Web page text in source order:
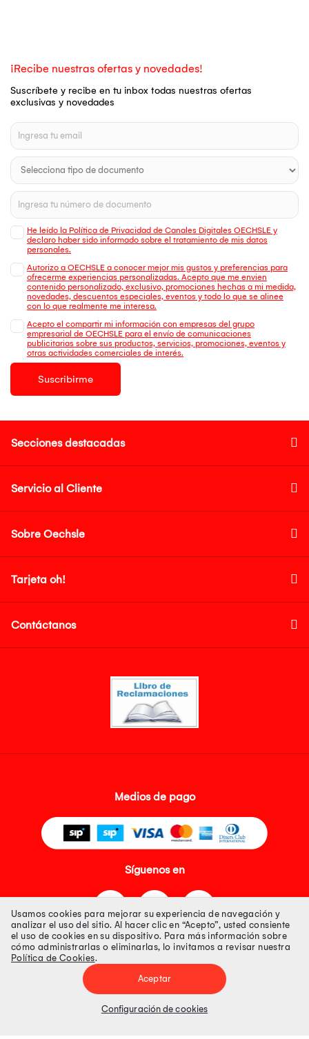
¡Recibe nuestras ofertas y novedades!
Suscríbete y recibe en tu inbox todas nuestras ofertas
exclusivas y novedades
He leído la Política de Privacidad de Canales Digitales OECHSLE y
declaro haber sido informado sobre el tratamiento de mis datos
personales.
Autorizo a OECHSLE a conocer mejor mis gustos y preferencias para
ofrecerme experiencias personalizadas. Acepto que me envien
contenido personalizado, exclusivo, promociones hechas a mi medida,
novedades, descuentos especiales, eventos y todo lo que se alinee
con lo que realmente me interesa.
Acepto el compartir mi información con empresas del grupo
empresarial de OECHSLE para el envío de comunicaciones
publicitarias sobre sus productos, servicios, promociones, eventos y
otras actividades comerciales de interés.
Suscribirme
Secciones destacadas
Servicio al Cliente
Sobre Oechsle
Tarjeta oh!
Contáctanos
Medios de pago
Síguenos en
Tienda 100% Segura
Tiendas Peruanas S.A. R.U.C. Nº 20493020618. Todos los derechos
Precios disponibles solo en www.oechsle.pe. Precios online publicados
Usamos cookies para mejorar su experiencia de navegación y
analizar el uso del sitio. Al hacer clic en “Acepto”, usted consiente
el uso de cookies en su dispositivo. Para más información sobre
cómo administrarlas o eliminarlas, lo invitamos a revisar nuestra
Política de Cookies.
Aceptar
Configuración de cookies